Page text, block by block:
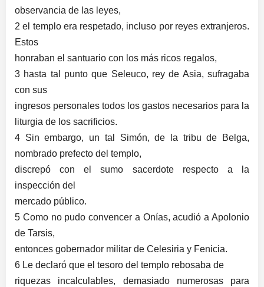
observancia de las leyes,
2 el templo era respetado, incluso por reyes extranjeros.
Estos
honraban el santuario con los más ricos regalos,
3 hasta tal punto que Seleuco, rey de Asia, sufragaba
con sus
ingresos personales todos los gastos necesarios para la
liturgia de los sacrificios.
4 Sin embargo, un tal Simón, de la tribu de Belga,
nombrado prefecto del templo,
discrepó con el sumo sacerdote respecto a la
inspección del
mercado público.
5 Como no pudo convencer a Onías, acudió a Apolonio
de Tarsis,
entonces gobernador militar de Celesiria y Fenicia.
6 Le declaró que el tesoro del templo rebosaba de
riquezas incalculables, demasiado numerosas para